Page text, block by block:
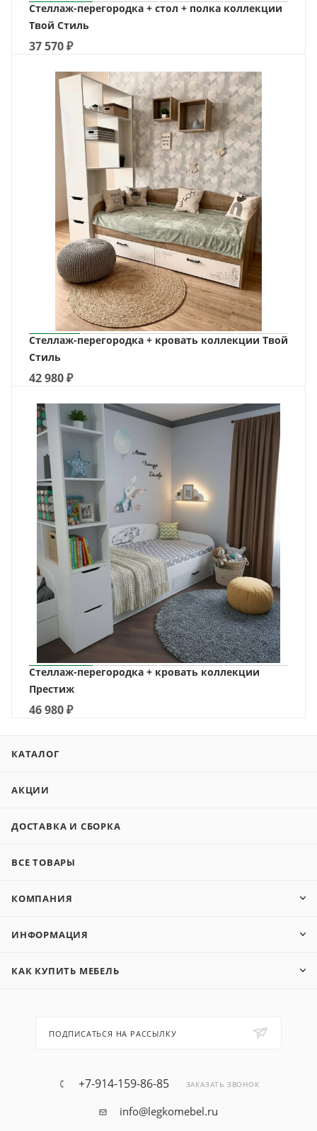
Стеллаж-перегородка + стол + полка коллекции
Твой Стиль
37 570₽
Стеллаж-перегородка + кровать коллекции Твой
Стиль
42 980₽
Стеллаж-перегородка + кровать коллекции
Престиж
46 980₽
КАТАЛОГ
АКЦИИ
ДОСТАВКА И СБОРКА
ВСЕ ТОВАРЫ
КОМПАНИЯ
ИНФОРМАЦИЯ
КАК КУПИТЬ МЕБЕЛЬ
ПОДПИСАТЬСЯ НА РАССЫЛКУ
+7-914-159-86-85 ЗАКАЗАТЬ ЗВОНОК
info@legkomebel.ru